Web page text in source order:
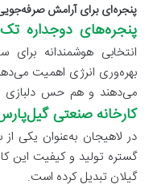
پنجره‌ای برای آرامش
پنجره‌های دوجداره
انتخابی هوشمندانه
بهره‌وری انرژی اهمیت
می‌دهند و هم حس دلبازی و
کارخانه صنعتی
در لاهیجان به‌عنوان یکی
گستره تولید و کیفیت این
گیلان تبدیل کرده است.